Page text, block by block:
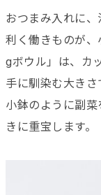
おつまみ入れに
利く働きものが、
gボウル」は、カ
手に馴染む大きさ
小鉢のように副
きに重宝します。